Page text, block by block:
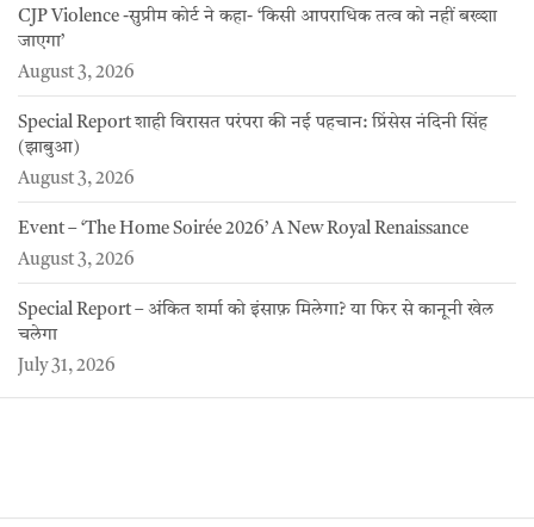
CJP Violence -सुप्रीम कोर्ट ने कहा- ‘किसी आपराधिक तत्व को नहीं बख्शा
जाएगा’
August 3, 2026
Special Report शाही विरासत परंपरा की नई पहचान: प्रिंसेस नंदिनी सिंह
(झाबुआ)
August 3, 2026
Event – ‘The Home Soirée 2026’ A New Royal Renaissance
August 3, 2026
Special Report – अंकित शर्मा को इंसाफ़ मिलेगा? या फिर से कानूनी खेल
चलेगा
July 31, 2026